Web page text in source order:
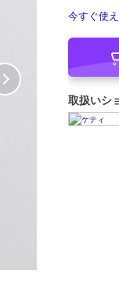
今すぐ使
取扱いシ